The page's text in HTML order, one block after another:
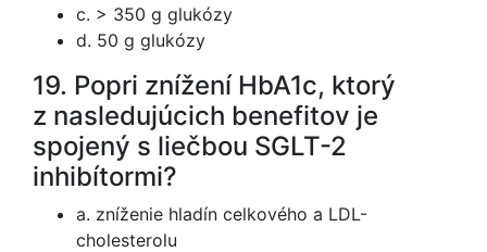
c. > 350 g glukózy
d. 50 g glukózy
19. Popri znížení HbA1c, ktorý
z nasledujúcich benefitov je
spojený s liečbou SGLT-2
inhibítormi?
a. zníženie hladín celkového a LDL-
cholesterolu